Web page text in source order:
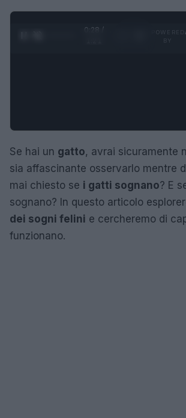
0:29 /
Se hai un gatto, avrai sicuramente
sia affascinante osservarlo mentre
mai chiesto se i gatti sognano? E
sognano? In questo articolo
dei sogni felini e cercheremo di
funzionano.